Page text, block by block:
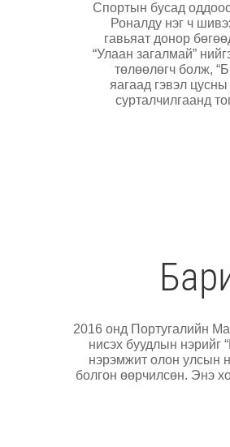
Спортын бусад
Роналду нэг ч
гавьяат донор
“Улаан загалмай”
төлөөлөгч болж,
яагаад гэвэл цусны
сурталчилгаанд
2016 онд Португалийн
нисэх буудлын нэрийг
нэрэмжит олон улсын
болгон өөрчилсөн. Энэ